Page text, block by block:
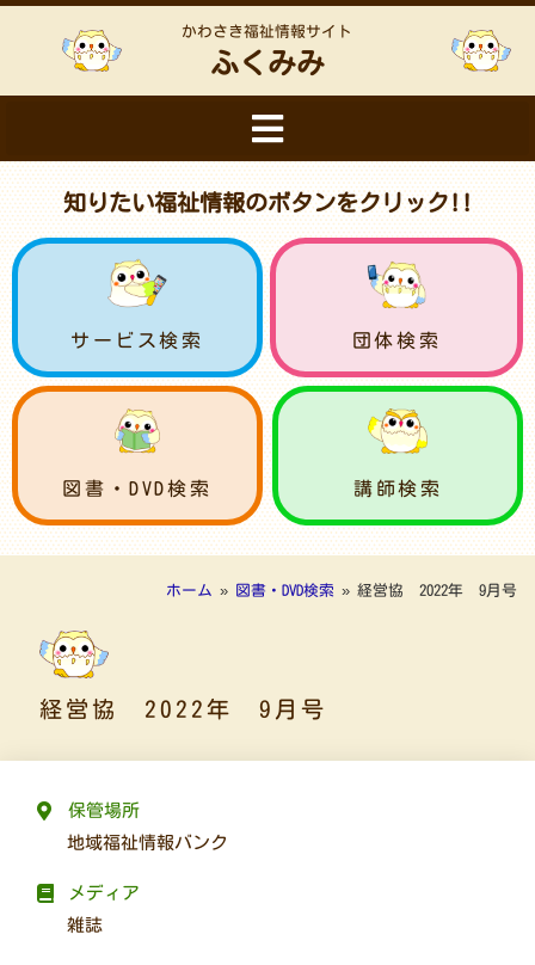
かわさき福祉情報サイト
ふくみみ
知りたい福祉情報のボタンをクリック!!
サービス検索 団体検索
図書・DVD検索 講師検索
ホーム » 図書・DVD検索 » 経営協 2022年 9月号
経営協 2022年 9月号
保管場所
地域福祉情報バンク
メディア
雑誌